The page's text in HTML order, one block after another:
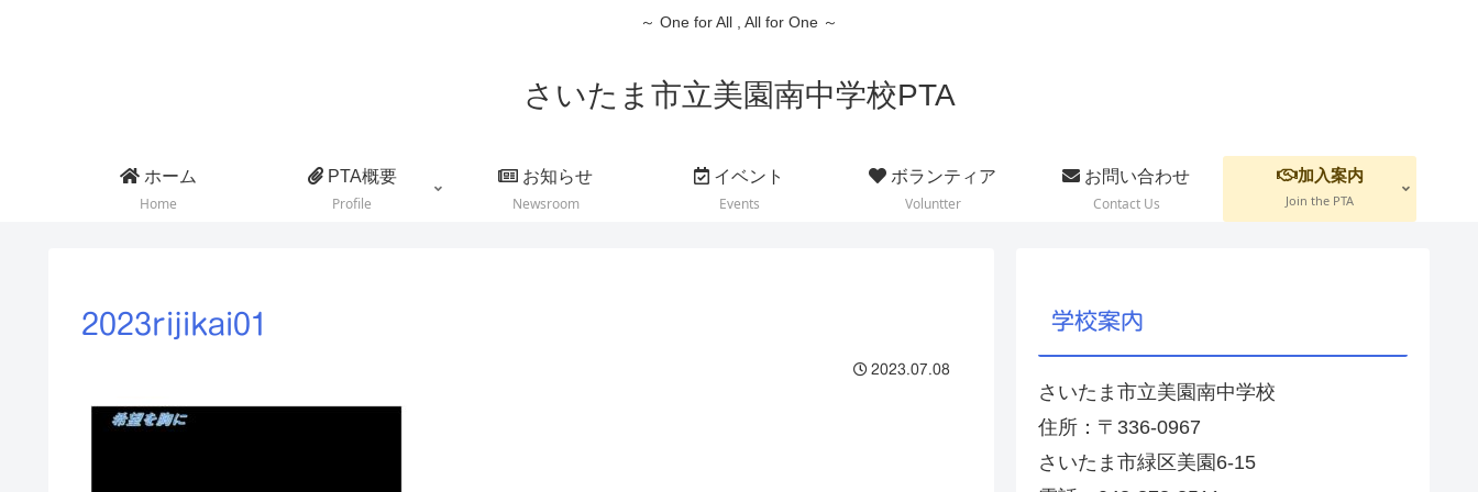
～ One for All , All for One ～
さいたま市立美園南中学校PTA
ホーム
Home
PTA概要
Profile
お知らせ
Newsroom
イベント
Events
ボランティア
Voluntter
お問い合わせ
Contact Us
加入案内
Join the PTA
2023rijikai01
2023.07.08
学校案内
さいたま市立美園南中学校
住所：〒336-0967
さいたま市緑区美園6-15